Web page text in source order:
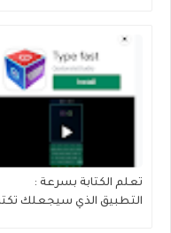
تعلم الكتابة بسرعة :
التطبيق الذي سيجعلك